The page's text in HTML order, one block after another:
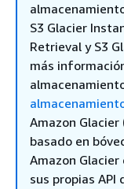
S3 Glacier
Retrieval y S3
más
Amazon
basado en
Amazon
sus propias API